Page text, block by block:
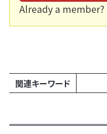
Already a member?
関連キーワード